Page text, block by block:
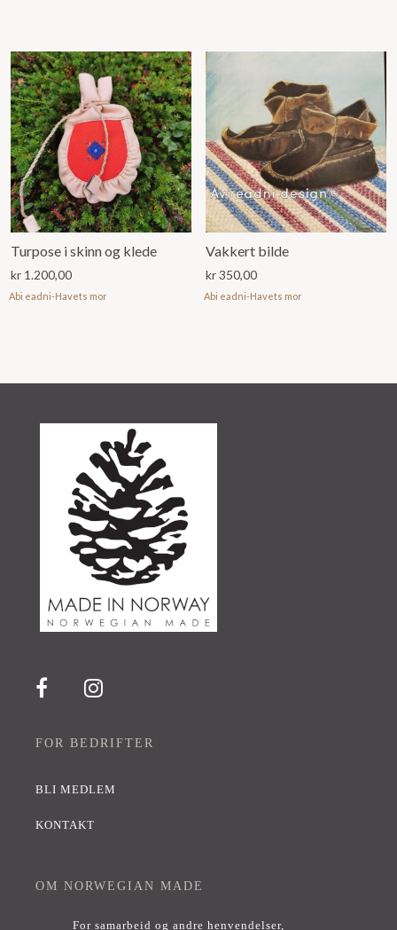
Turpose i skinn og klede
kr 1.200,00
Abi eadni-Havets mor
Vakkert bilde
kr350,00
Abi eadni-Havets mor
FOR BEDRIFTER
BLI MEDLEM
KONTAKT
OM NORWEGIAN MADE
For samarbeid og andre henvendelser,